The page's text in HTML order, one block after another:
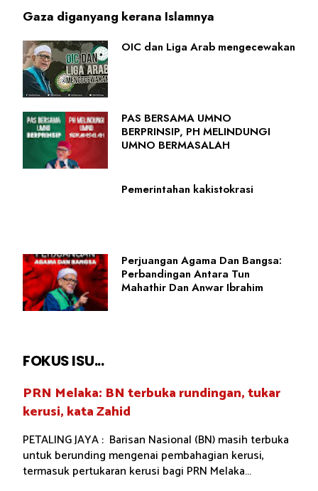
Gaza diganyang kerana Islamnya
OIC dan Liga Arab mengecewakan
PAS BERSAMA UMNO
BERPRINSIP, PH MELINDUNGI
UMNO BERMASALAH
Pemerintahan kakistokrasi
Perjuangan Agama Dan Bangsa:
Perbandingan Antara Tun
Mahathir Dan Anwar Ibrahim
FOKUS ISU...
PRN Melaka: BN terbuka rundingan, tukar
kerusi, kata Zahid
PETALING JAYA : Barisan Nasional (BN) masih terbuka
untuk berunding mengenai pembahagian kerusi,
termasuk pertukaran kerusi bagi PRN Melaka...